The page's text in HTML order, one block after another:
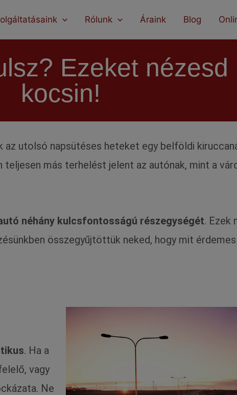
Rólunk Áraink Blog
Ezeket nézesd
kocsin!
az utolsó napsütéses heteket egy belföldi
teljesen más terhelést jelent az autónak, mint a
néhány kulcsfontosságú részegységét. Ezek
összegyűjtöttük neked, hogy mit
. Ha a
vagy
Ne